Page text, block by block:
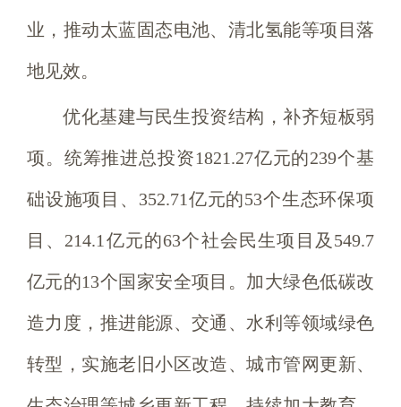
业，推动太蓝固态电池、清北氢能等项目落
地见效。
优化基建与民生投资结构，补齐短板弱
项。统筹推进总投资1821.27亿元的239个基
础设施项目、352.71亿元的53个生态环保项
目、214.1亿元的63个社会民生项目及549.7
亿元的13个国家安全项目。加大绿色低碳改
造力度，推进能源、交通、水利等领域绿色
转型，实施老旧小区改造、城市管网更新、